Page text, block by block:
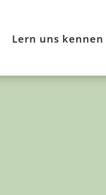
Lern uns kennen